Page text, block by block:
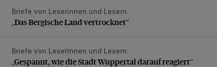
„Das Bergische Land vertrocknet“
Briefe von Leserinnen und Lesern
„Das Bergische Land vertrocknet“
„Gespannt, wie die Stadt Wuppertal darauf reagiert“
Briefe von Leserinnen und Lesern
„Gespannt, wie die Stadt Wuppertal darauf reagiert“